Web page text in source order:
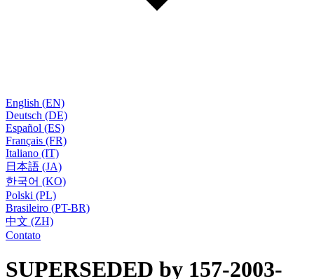
English (EN)
Deutsch (DE)
Español (ES)
Français (FR)
Italiano (IT)
日本語 (JA)
한국어 (KO)
Polski (PL)
Brasileiro (PT-BR)
中文 (ZH)
Contato
SUPERSEDED by 157-2003-